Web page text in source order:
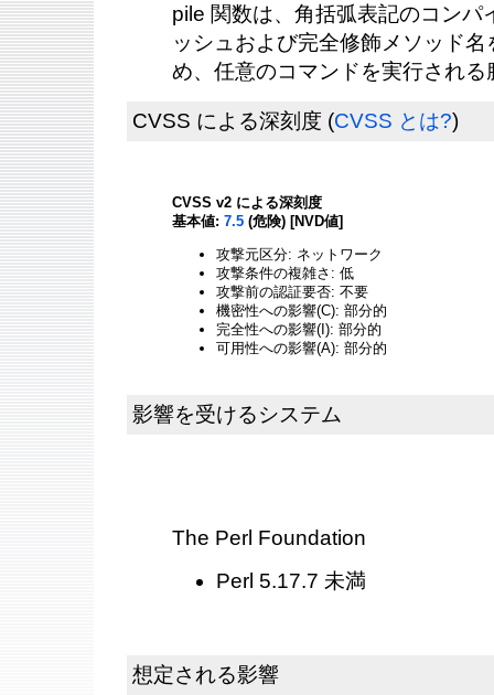
pile 関数は、角括弧表記のコンパ
ッシュおよび完全修飾メソッド
め、任意のコマンドを実行され
CVSS による深刻度 (CVSS とは?)
CVSS v2 による深刻度
基本値: 7.5 (危険) [NVD値]
攻撃元区分: ネットワーク
攻撃条件の複雑さ: 低
攻撃前の認証要否: 不要
機密性への影響(C): 部分的
完全性への影響(I): 部分的
可用性への影響(A): 部分的
影響を受けるシステム
The Perl Foundation
Perl 5.17.7 未満
想定される影響